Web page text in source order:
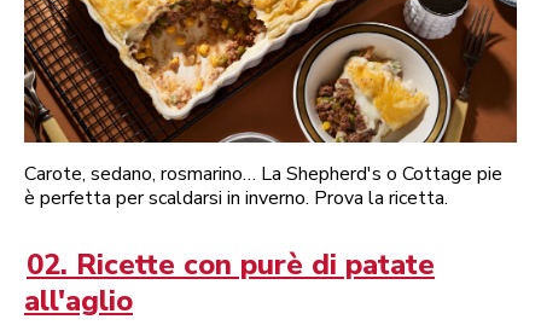
Carote, sedano, rosmarino… La Shepherd's o Cottage pie
è perfetta per scaldarsi in inverno. Prova la ricetta.
02. Ricette con purè di patate
all'aglio